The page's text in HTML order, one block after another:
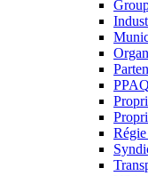
PPAQ